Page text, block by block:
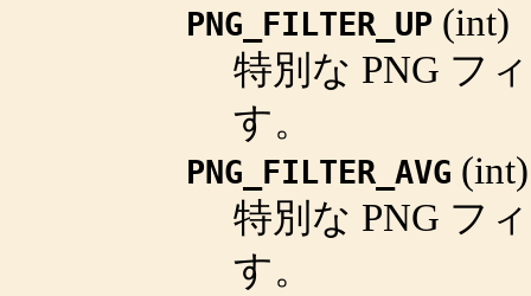
PNG_FILTER_UP (int)
特別な PNG フ
す。
PNG_FILTER_AVG (int)
特別な PNG フ
す。